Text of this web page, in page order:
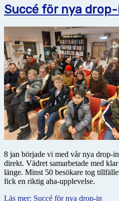
Succé för nya
8 jan började vi med vår nya drop-
direkt. Vädret samarbetade med
länge. Minst 50 besökare tog
fick en riktig aha-upplevelse.
Läs mer: Succé för nya drop-in